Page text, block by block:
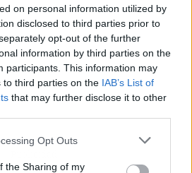
on personal information utilized by
disclosed to third parties prior to
opt-out of the further
information by third parties on the
participants. This information may
to third parties on the IAB’s List of
that may further disclose it to other
Opt Outs
the Sharing of my